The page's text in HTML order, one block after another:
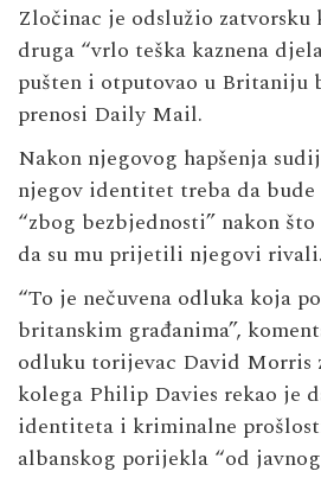
Zločinac je odslužio zatvorsku
druga “vrlo teška kaznena
pušten i otputovao u Britaniju
prenosi Daily Mail.
Nakon njegovog hapšenja
njegov identitet treba da
“zbog bezbjednosti” nakon
da su mu prijetili njegovi rivali.
“To je nečuvena odluka koja
britanskim građanima”,
odluku torijevac David Morris
kolega Philip Davies rekao je
identiteta i kriminalne
albanskog porijekla “od javnog